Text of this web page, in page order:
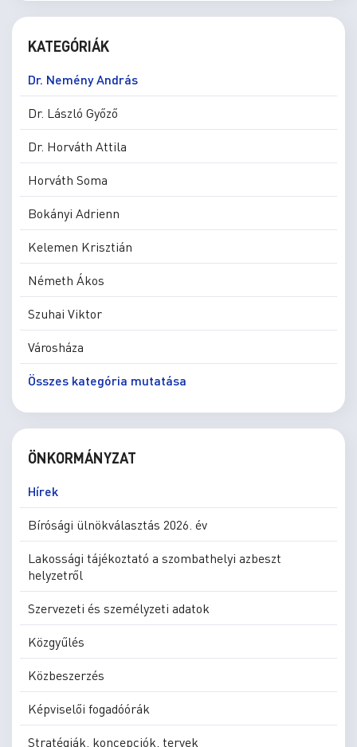
KATEGÓRIÁK
Dr. Nemény András
Dr. László Győző
Dr. Horváth Attila
Horváth Soma
Bokányi Adrienn
Kelemen Krisztián
Németh Ákos
Szuhai Viktor
Városháza
Összes kategória mutatása
ÖNKORMÁNYZAT
Hírek
Bírósági ülnökválasztás 2026. év
Lakossági tájékoztató a szombathelyi azbeszt
helyzetről
Szervezeti és személyzeti adatok
Közgyűlés
Közbeszerzés
Képviselői fogadóórák
Stratégiák, koncepciók, tervek